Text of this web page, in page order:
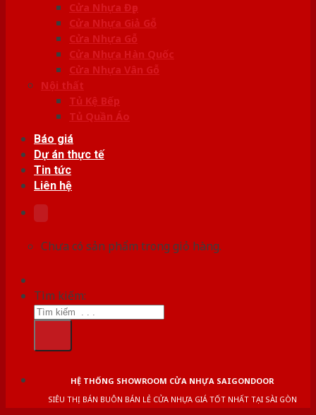
Cửa Nhựa Đẹp
Cửa Nhựa Giả Gỗ
Cửa Nhựa Gỗ
Cửa Nhựa Hàn Quốc
Cửa Nhựa Vân Gỗ
Nội thất
Tủ Kệ Bếp
Tủ Quần Áo
Báo giá
Dự án thực tế
Tin tức
Liên hệ
Chưa có sản phẩm trong giỏ hàng.
Tìm kiếm:
HỆ THỐNG SHOWROOM CỬA NHỰA SAIGONDOOR
SIÊU THỊ BÁN BUÔN BÁN LẺ CỬA NHỰA GIÁ TỐT NHẤT TẠI SÀI GÒN